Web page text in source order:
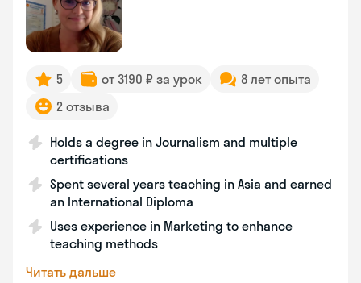
5 от 3190 ₽ за урок
8 лет опыта
2 отзыва
Holds a degree in Journalism and multiple
certifications
Spent several years teaching in Asia and earned
an International Diploma
Uses experience in Marketing to enhance
teaching methods
Читать дальше